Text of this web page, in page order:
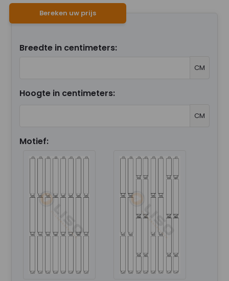
Bereken uw prijs
Breedte in centimeters:
CM
Hoogte in centimeters:
CM
Motief: